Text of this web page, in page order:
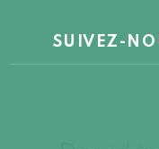
SUIVEZ-